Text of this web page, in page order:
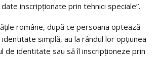
inscripționate prin tehnici speciale”.
române, după ce persoana optează
simplă, au la rândul lor opțiunea
de identitate sau să îl inscripționeze prin